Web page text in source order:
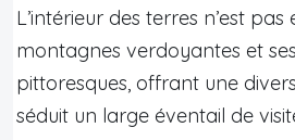
L’intérieur des terres n’est
montagnes verdoyantes et
pittoresques, offrant une
séduit un large éventail de